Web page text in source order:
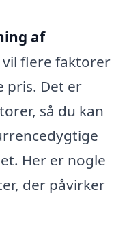
af
vil flere faktorer
pris. Det er
så du kan
Her er nogle
der påvirker